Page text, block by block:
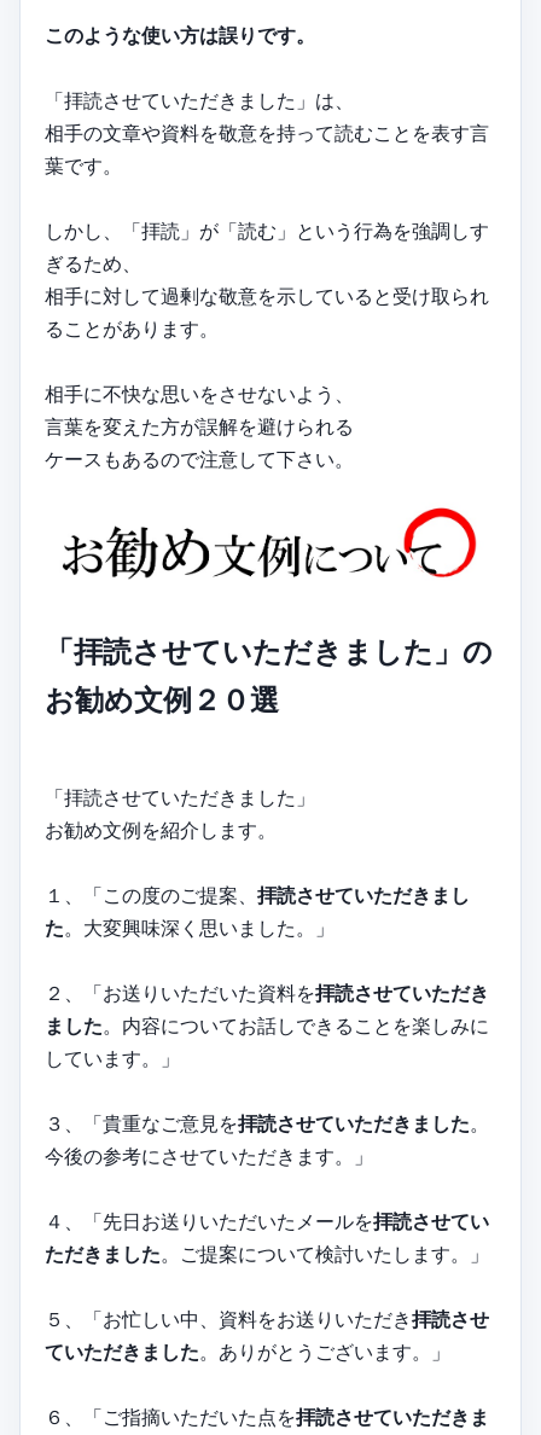
このような使い方は誤りです。
「拝読させていただきました」は、
相手の文章や資料を敬意を持って読むことを表す言
葉です。
しかし、「拝読」が「読む」という行為を強調しす
ぎるため、
相手に対して過剰な敬意を示していると受け取られ
ることがあります。
相手に不快な思いをさせないよう、
言葉を変えた方が誤解を避けられる
ケースもあるので注意して下さい。
「拝読させていただきました」の
お勧め文例２０選
「拝読させていただきました」
お勧め文例を紹介します。
１、「この度のご提案、 拝読させていただきまし
た。大変興味深く思いました。」
２、「お送りいただいた資料を拝読させていただき
ました。内容についてお話しできることを楽しみに
しています。」
３、「貴重なご意見を拝読させていただきました。
今後の参考にさせていただきます。」
４、「先日お送りいただいたメールを拝読させてい
ただきました。ご提案について検討いたします。」
５、「お忙しい中、資料をお送りいただき拝読させ
ていただきました。ありがとうございます。」
６、「ご指摘いただいた点を拝読させていただきま